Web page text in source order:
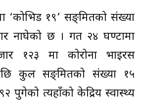
‘कोभिड १९’ सङ्क्रमितको संख्या
नाघेको छ । गत २४ घण्टामा
१२३ मा कोरोना भाइरस
कुल सङ्क्रमितको संख्या १५
पुगेको त्यहाँको केद्रिय स्वास्थ्य